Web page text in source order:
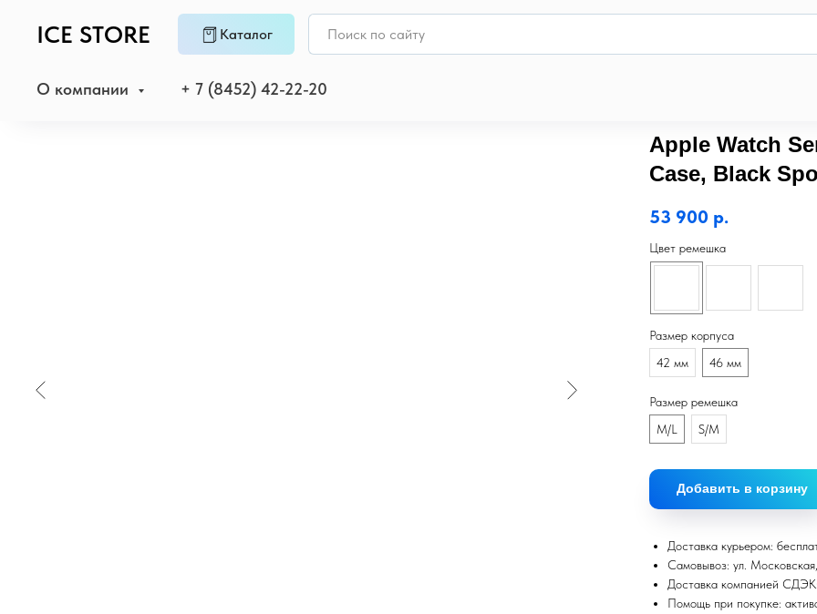
ICE STORE Каталог
О компании + 7 (8452) 42-22-20
Главная → Apple Watch → Apple Watch S10
Apple Watch
Case, Black
53 900 р.
Цвет ремешка
Размер корпуса
42 мм
46 мм
Размер ремешка
M/L
S/M
Добавить в корзину
Доставка курьером:
Самовывоз: ул.
Доставка компанией
Помощь при покупке: